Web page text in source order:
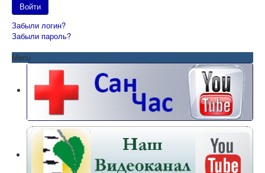
Войти
Забыли логин?
Забыли пароль?
Menu